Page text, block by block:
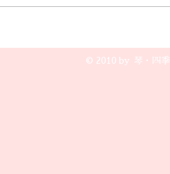
© 2010 by 琴・四